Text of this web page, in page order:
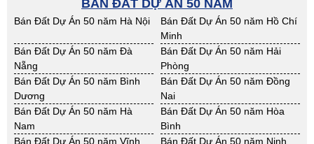
Bán Đất Công Nghiệp Quảng
Ngãi
Bán Đất Công Nghiệp Bà Rịa -
VT
Bán Đất Công Nghiệp An
Giang
Bán Đất Công Nghiệp Bạc Liêu
Bán Đất Công Nghiệp Bến Tre
Bán Đất Công Nghiệp Bình
Phước
Bán Đất Công Nghiệp Cà Mau
Bán Đất Công Nghiệp Đồng
Tháp
Bán Đất Công Nghiệp Hậu
Giang
Bán Đất Công Nghiệp Kiên
Bán Đất Công Nghiệp Long An
Bán Nhà Xưởng Ninh Thuận
Bán Nhà Xưởng Phú Yên
Bán Nhà Xưởng Quảng Bình
Bán Nhà Xưởng Quảng Nam
Bán Nhà Xưởng Quảng Ngãi
Bán Nhà Xưởng Bà Rịa - VT
Bán Nhà Xưởng Cần Thơ
Bán Nhà Xưởng An Giang
Bán Nhà Xưởng Bạc Liêu
Bán Nhà Xưởng Bến Tre
Bán Nhà Xưởng Bình Phước
Bán Nhà Xưởng Cà Mau
Bán Nhà Xưởng Đồng Tháp
Bán Nhà Xưởng Hậu Giang
Bán Nhà Xưởng Kiên Giang
Bán Nhà Xưởng Long An
Bán Nhà Xưởng Sóc Trăng
Bán Nhà Xưởng Tây Ninh
BÁN ĐẤT DỰ ÁN 50 NĂM
Bán Đất Dự Án 50 năm Hà Nội
Bán Đất Dự Án 50 năm Hồ Chí
Minh
Bán Đất Dự Án 50 năm Đà
Nẵng
Bán Đất Dự Án 50 năm Hải
Phòng
Bán Đất Dự Án 50 năm Bình
Dương
Bán Đất Dự Án 50 năm Đồng
Nai
Bán Đất Dự Án 50 năm Hà
Nam
Bán Đất Dự Án 50 năm Hòa
Bình
Bán Đất Dự Án 50 năm Vĩnh
Bán Đất Dự Án 50 năm Ninh